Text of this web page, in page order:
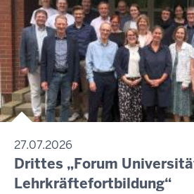
27.07.2026
Drittes „Forum
Lehrkräftefortbildung“